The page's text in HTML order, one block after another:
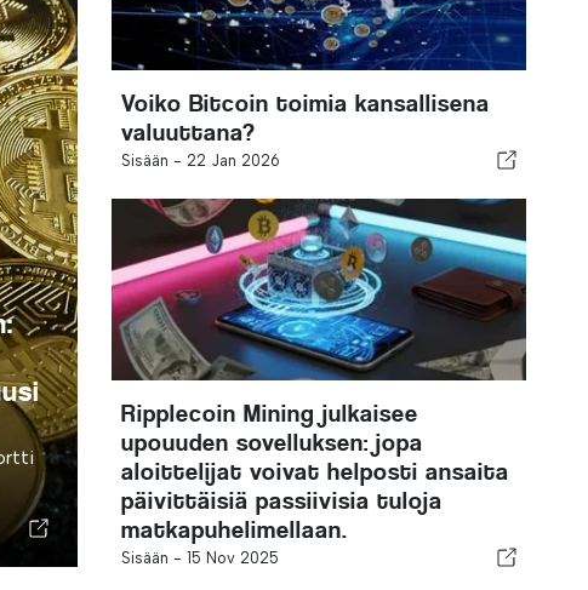
Voiko Bitcoin toimia kansallisena
valuuttana?
Sisään - 22 Jan 2026
Ripplecoin Mining julkaisee
upouuden sovelluksen: jopa
aloittelijat voivat helposti ansaita
päivittäisiä passiivisia tuloja
matkapuhelimellaan.
Sisään - 15 Nov 2025